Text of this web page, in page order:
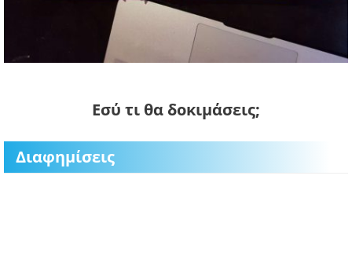
Εσύ τι θα δοκιμάσεις;
Διαφημίσεις